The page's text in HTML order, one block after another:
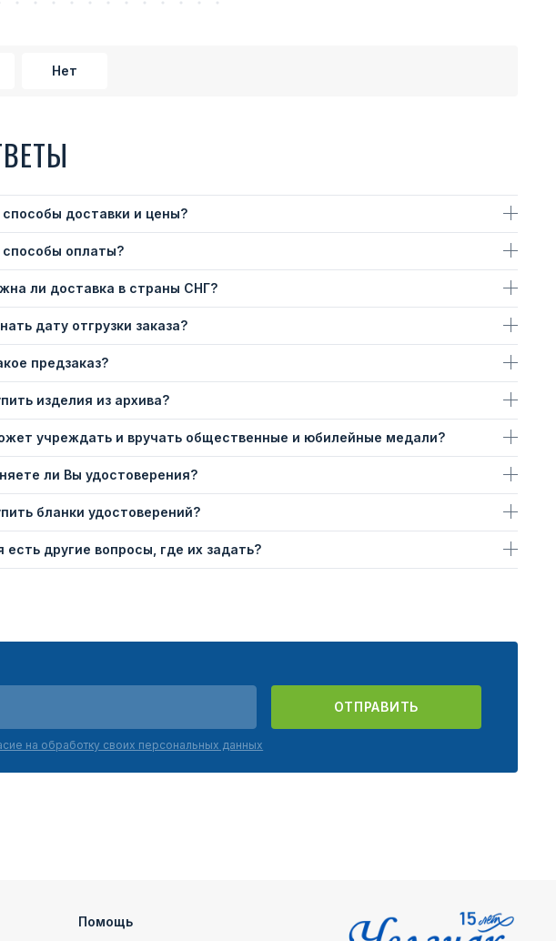
Нет
способы доставки и цены?
способы оплаты?
ли доставка в страны СНГ?
дату отгрузки заказа?
предзаказ?
изделия из архива?
учреждать и вручать общественные и юбилейные медали?
ли Вы удостоверения?
бланки удостоверений?
есть другие вопросы, где их задать?
ОТПРАВИТЬ
на обработку своих персональных данных
Помощь